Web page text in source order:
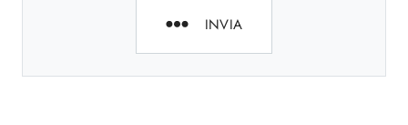
INVIA